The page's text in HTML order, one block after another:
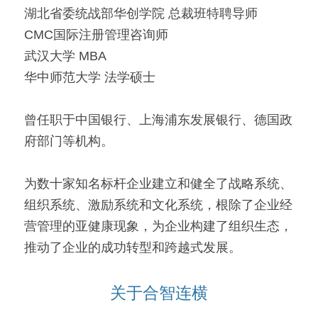
湖北省委统战部华创学院 总裁班特聘导师
CMC国际注册管理咨询师
武汉大学 MBA
华中师范大学 法学硕士
曾任职于中国银行、上海浦东发展银行、德国政
府部门等机构。
为数十家知名标杆企业建立和健全了战略系统、
组织系统、激励系统和文化系统，根除了企业经
营管理的亚健康现象，为企业构建了组织生态，
推动了企业的成功转型和跨越式发展。
关于合智连横